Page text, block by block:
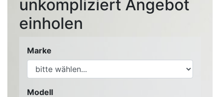
unkompliziert Angebot
einholen
Marke
Modell